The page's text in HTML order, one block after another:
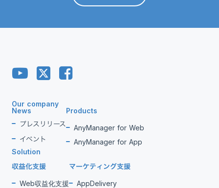
Our company
News
プレスリリース
イベント
Products
AnyManager for Web
AnyManager for App
Solution
収益化支援
Web収益化支援
マーケティング支援
AppDelivery